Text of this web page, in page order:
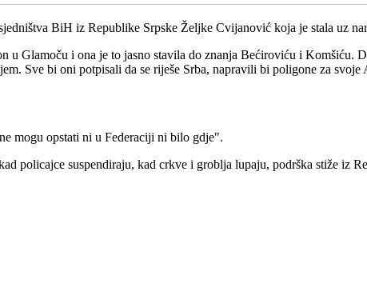
BiH iz Republike Srpske Željke Cvijanović koja je stala uz
u Glamoču i ona je to jasno stavila do znanja Bećiroviću i Komšiću.
Sve bi oni potpisali da se riješe Srba, napravili bi poligone za
mogu opstati ni u Federaciji ni bilo gdje".
policajce suspendiraju, kad crkve i groblja lupaju, podrška stiže iz